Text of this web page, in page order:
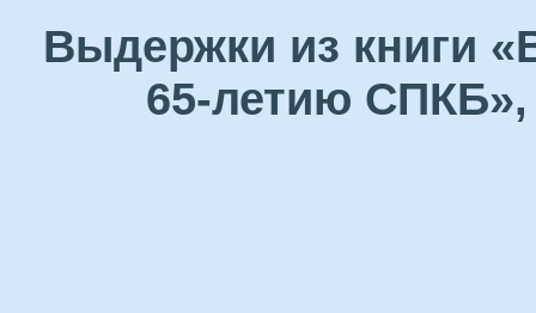
Выдержки из книги
65-летию СПКБ»,